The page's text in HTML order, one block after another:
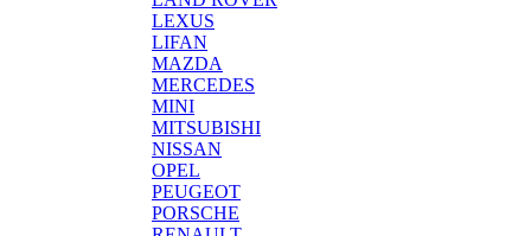
LEXUS
LIFAN
MAZDA
MERCEDES
MINI
MITSUBISHI
NISSAN
OPEL
PEUGEOT
PORSCHE